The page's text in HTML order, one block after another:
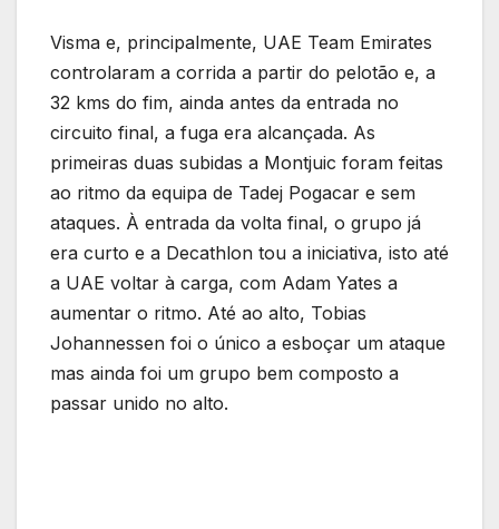
Visma e, principalmente, UAE Team Emirates
controlaram a corrida a partir do pelotão e, a
32 kms do fim, ainda antes da entrada no
circuito final, a fuga era alcançada. As
primeiras duas subidas a Montjuic foram feitas
ao ritmo da equipa de Tadej Pogacar e sem
ataques. À entrada da volta final, o grupo já
era curto e a Decathlon tou a iniciativa, isto até
a UAE voltar à carga, com Adam Yates a
aumentar o ritmo. Até ao alto, Tobias
Johannessen foi o único a esboçar um ataque
mas ainda foi um grupo bem composto a
passar unido no alto.